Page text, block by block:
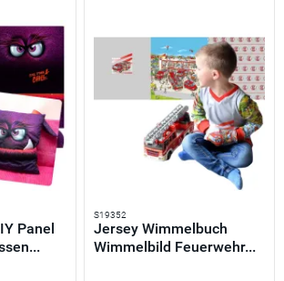
Panel
S19352
Jersey Wimmelbuch
Wimmelbild Feuerwehr...